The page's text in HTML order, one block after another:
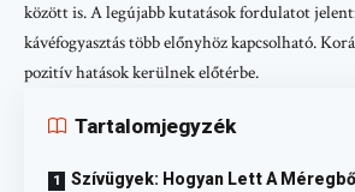
között is. A legújabb kutatások fordulatot
kávéfogyasztás több előnyhöz kapcsolható.
pozitív hatások kerülnek előtérbe.
Tartalomjegyzék
Szívügyek: Hogyan Lett A